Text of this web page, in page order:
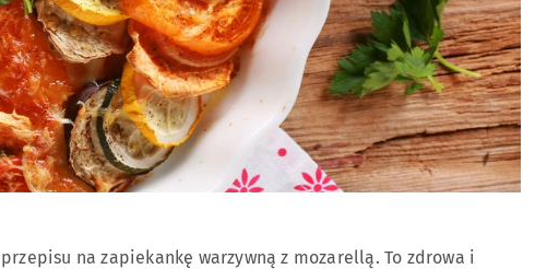
na zapiekankę warzywną z mozarellą. To zdrowa i